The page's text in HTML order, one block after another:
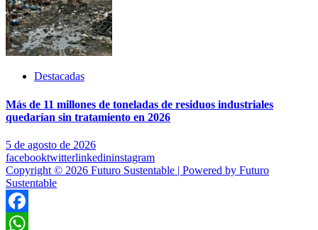
Destacadas
Más de 11 millones de toneladas de residuos industriales
quedarían sin tratamiento en 2026
5 de agosto de 2026
facebooktwitterlinkedininstagram
Copyright © 2026 Futuro Sustentable | Powered by Futuro
Sustentable
Facebook